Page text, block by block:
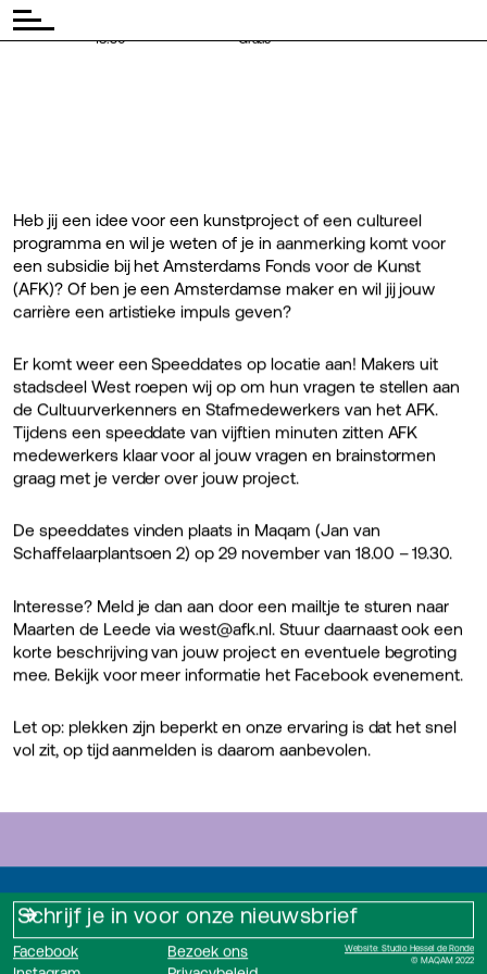
18:30
Gratis
Heb jij een idee voor een kunstproject of een cultureel
programma en wil je weten of je in aanmerking komt voor
een subsidie bij het Amsterdams Fonds voor de Kunst
(AFK)? Of ben je een Amsterdamse maker en wil jij jouw
carrière een artistieke impuls geven?
Er komt weer een Speeddates op locatie aan! Makers uit
stadsdeel West roepen wij op om hun vragen te stellen aan
de Cultuurverkenners en Stafmedewerkers van het AFK.
Tijdens een speeddate van vijftien minuten zitten AFK
medewerkers klaar voor al jouw vragen en brainstormen
graag met je verder over jouw project.
De speeddates vinden plaats in Maqam (Jan van
Schaffelaarplantsoen 2) op 29 november van 18.00 – 19.30.
Interesse? Meld je dan aan door een mailtje te sturen naar
Maarten de Leede via west@afk.nl. Stuur daarnaast ook een
korte beschrijving van jouw project en eventuele begroting
mee. Bekijk voor meer informatie het Facebook evenement.
Let op: plekken zijn beperkt en onze ervaring is dat het snel
vol zit, op tijd aanmelden is daarom aanbevolen.
Bezoek ons
Facebook
Website: Studio Hessel de Ronde
© MAQAM 2022